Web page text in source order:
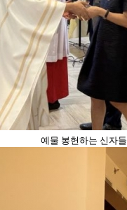
예물 봉헌하는 신자들